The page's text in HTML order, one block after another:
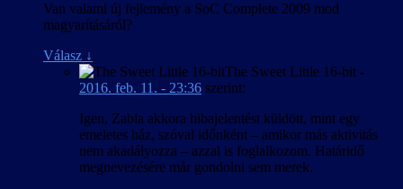
Van valami új fejlemény a SoC Complete 2009 mod
magyarításáról?
Válasz ↓
The Sweet Little 16-bit -
2016. feb. 11. - 23:36 szerint:
Igen, Zabla akkora hibajelentést küldött, mint egy
emeletes ház, szóval időnként – amikor más aktivitás
nem akadályozza – azzal is foglalkozom. Határidő
megnevezésére már gondolni sem merek.